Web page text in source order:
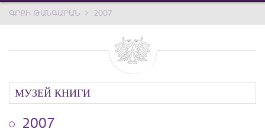
ԳՐՔԻ ԹԱՆԳԱՐԱՆ 2007
МУЗЕЙ КНИГИ
2007